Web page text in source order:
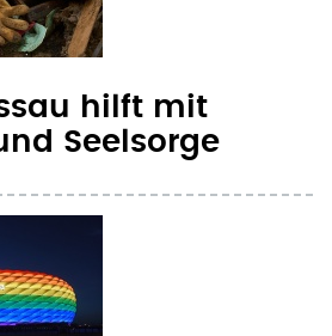
hilft mit